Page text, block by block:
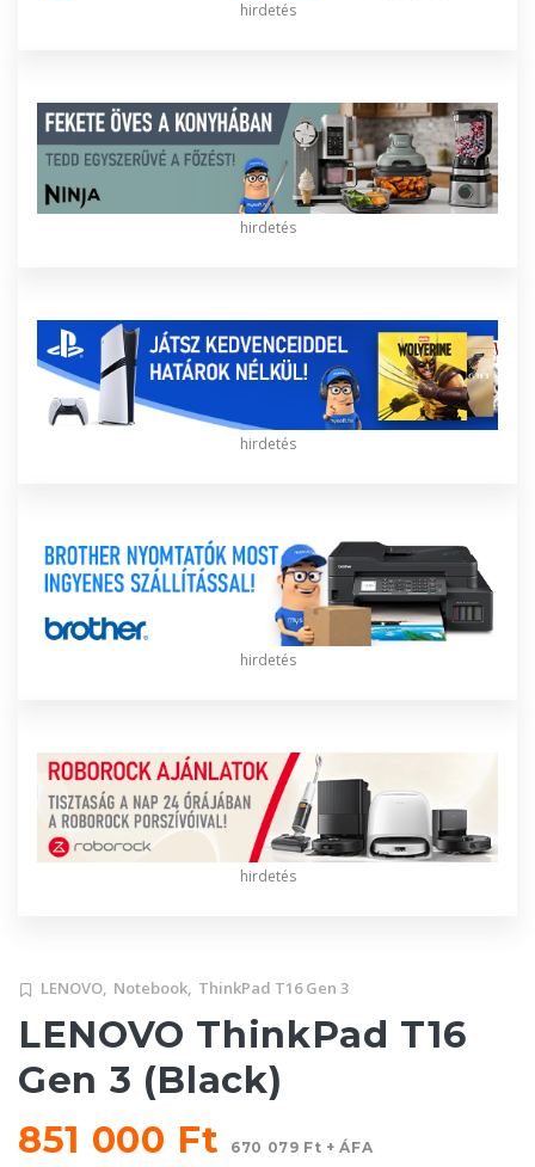
hirdetés
hirdetés
hirdetés
hirdetés
hirdetés
LENOVO, Notebook, ThinkPad T16 Gen 3
LENOVO ThinkPad T16
Gen 3 (Black)
851 000 Ft
670 079 Ft + ÁFA